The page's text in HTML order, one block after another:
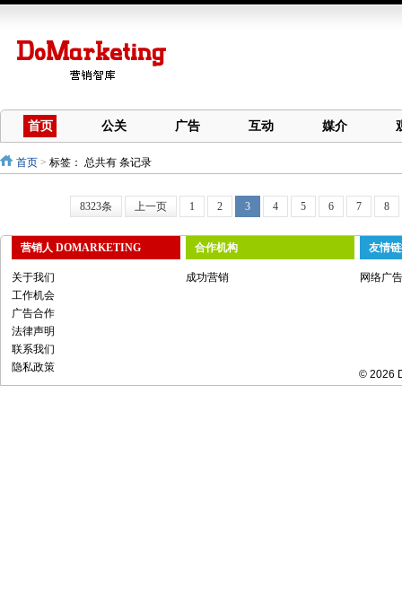
首页 公关 广告 互动 媒介
首页 > 标签： 总共有 条记录
8323条 上一页 1 2 3 4 5 6 7 8
营销人 DOMARKETING
关于我们
工作机会
广告合作
法律声明
联系我们
隐私政策
合作机构
成功营销
友情
网络广
© 2026